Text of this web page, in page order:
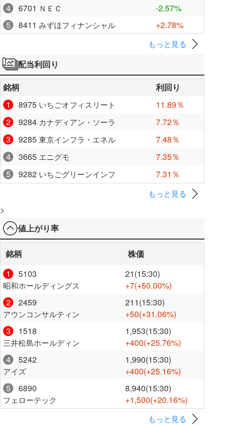
4
6701 ＮＥＣ
-2.57%
5
8411 みずほフィナンシャル +2.78%
もっと見る
配当利回り
銘柄
利回り
1
8975 いちごオフィスリート
11.89％
2
9284 カナディアン・ソーラ
7.72％
3
9285東京インフラ・エネル
7.48％
4
3665 エニグモ
7.35％
5
9282 いちごグリーンインフ 7.31％
もっと見る
>
値上がり率
銘柄
株価
1
5103
昭和ホールディングス
21(15:30)
+7(+50.00%)
2
2459
アウンコンサルティン
211(15:30)
+50(+31.06%)
3
1518
三井松島ホールディン
1,953(15:30)
+400(+25.76%)
4
5242
アイズ
1,990(15:30)
+400(+25.16%)
5
6890
フェローテック
8,940(15:30)
+1,500(+20.16%)
もっと見る